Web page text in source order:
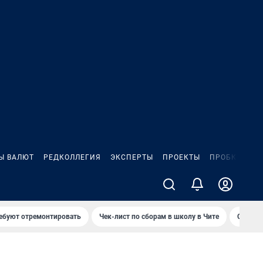
ВАЛЮТ РЕДКОЛЛЕГИЯ ЭКСПЕРТЫ ПРОЕКТЫ ПРОБКИ
отремонтировать Чек-лист по сборам в школу в Чите